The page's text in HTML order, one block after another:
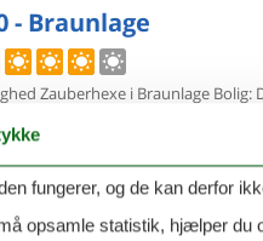
- Braunlage
Zauberhexe i Braunlage Bolig:
hvor I kan spise morgenmad med
2 husdyr
fungerer, og de kan derfor
opsamle statistik, hjælper du